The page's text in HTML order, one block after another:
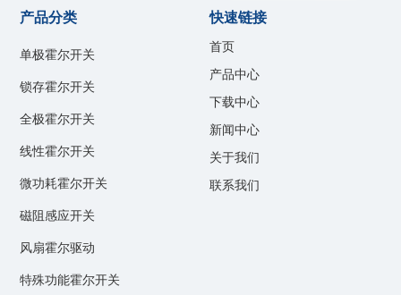
产品分类
单极霍尔开关
锁存霍尔开关
全极霍尔开关
线性霍尔开关
微功耗霍尔开关
磁阻感应开关
风扇霍尔驱动
特殊功能霍尔开关
快速链接
首页
产品中心
下载中心
新闻中心
关于我们
联系我们